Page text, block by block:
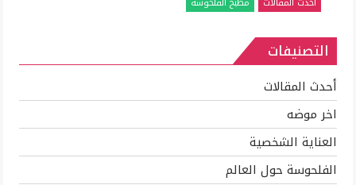
جزء
مغلقة
التصنيفات
أحدث المقالات
اخر موضه
العناية الشخصية
الفلحوسة حول العالم